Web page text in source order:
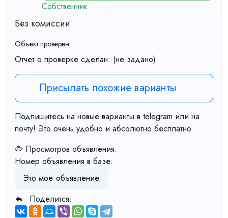
Собственник
Без комиссии
Объект проверен:
Отчет о проверке сделан: (не задано)
Присылать похожие варианты
Подпишитесь на новые варианты в telegram или на
почту! Это очень удобно и абсолютно бесплатно
Просмотров объявления:
Номер объявления в базе:
Это мое объявление
Поделится: